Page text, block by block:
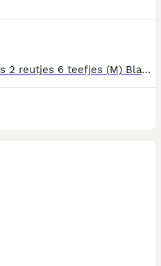
Te koop: 8 bernersennenpups 2 reutjes 6 teefjes (M) Blaze, Flint (V) River, Brook, Breeze, Willow, Nova en Skye Geboren op 23 juni: Prachtige bernersennenpups met 1/8 deel Husky. Mogelijk met blauwe ogen... Moeder en oma wonen bij ons en zijn lieve aanhankelijke en zorgzame mama's. Mama Ibiza heeft 1 blauw en 1 bruin oog. Oma 2 blauwe ogen. Vader: Anton vh Perenlaantje=100% berner sennen De pups mogen 18 augustus 2026 het nest verlaten en zijn dan volgens schema ontwormt, gevaccineerd en gechipt. Uiteraard met paspoort. Groeien op in gezin met volwassen/grote kinderen en lekker vrij op ons terrein. Nieuwe huisje dient te beschikken over voldoende ruimte en een tuin. Appartement en flat zijn niet geschikt. UBN nummer 7698594 Aanbetaling bij reservering: € 450,00